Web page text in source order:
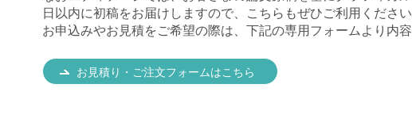
日以内に初稿をお届けしますので、こちらもぜひご利用ください
お申込みやお見積をご希望の際は、下記の専用フォームより内
お見積り・ご注文フォームはこちら